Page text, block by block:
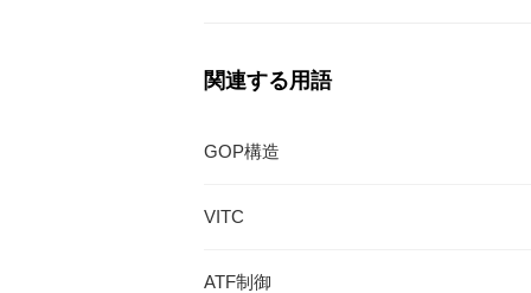
関連する用語
GOP構造
VITC
ATF制御